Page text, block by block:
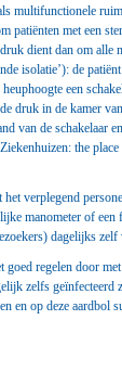
multifunctionele
patiënten met een
dient dan om alle
isolatie’): de
een
druk in de kamer
van de
the place
verplegend
manometer of
dagelijks
goed regelen door
zelfs
en op deze aardbol